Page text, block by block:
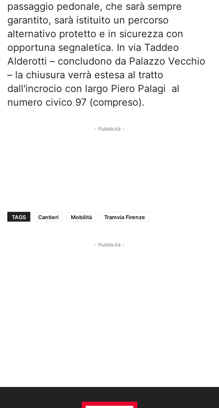
passaggio pedonale, che sarà sempre
garantito, sarà istituito un percorso
alternativo protetto e in sicurezza con
opportuna segnaletica. In via Taddeo
Alderotti – concludono da Palazzo Vecchio
– la chiusura verrà estesa al tratto
dall'incrocio con largo Piero Palagi al
numero civico 97 (compreso).
- Pubblicità -
TAGS Cantieri Mobilità Tramvia Firenze
- Pubblicità -